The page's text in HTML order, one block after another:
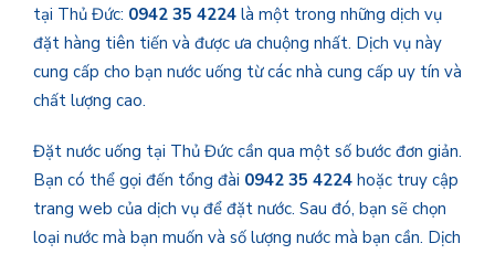
tại Thủ Đức: 0942 35 4224 là một trong những dịch vụ
đặt hàng tiên tiến và được ưa chuộng nhất. Dịch vụ này
cung cấp cho bạn nước uống từ các nhà cung cấp uy tín và
chất lượng cao.
Đặt nước uống tại Thủ Đức cần qua một số bước đơn giản.
Bạn có thể gọi đến tổng đài 0942 35 4224 hoặc truy cập
trang web của dịch vụ để đặt nước. Sau đó, bạn sẽ chọn
loại nước mà bạn muốn và số lượng nước mà bạn cần. Dịch